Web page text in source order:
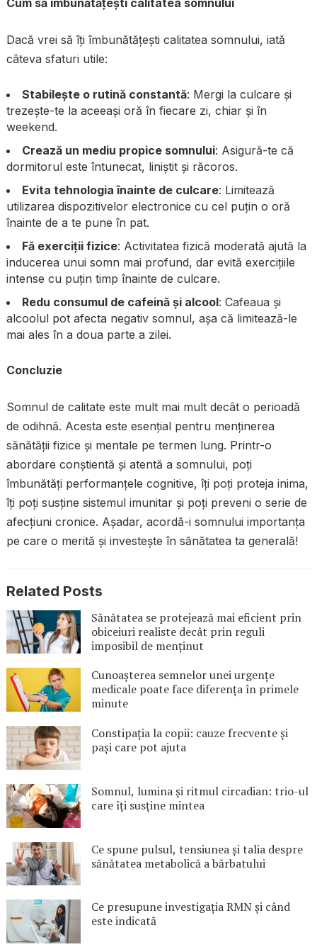
Dacă vrei să îți îmbunătățești calitatea somnului, iată
câteva sfaturi utile:
Stabilește o rutină constantă: Mergi la culcare și
trezește-te la aceeași oră în fiecare zi, chiar și în
weekend.
Crează un mediu propice somnului: Asigură-te că
dormitorul este întunecat, liniștit și răcoros.
Evita tehnologia înainte de culcare: Limitează
utilizarea dispozitivelor electronice cu cel puțin o oră
înainte de a te pune în pat.
Fă exerciții fizice: Activitatea fizică moderată ajută la
inducerea unui somn mai profund, dar evită exercițiile
intense cu puțin timp înainte de culcare.
Redu consumul de cafeină și alcool: Cafeaua și
alcoolul pot afecta negativ somnul, așa că limitează-le
mai ales în a doua parte a zilei.
Concluzie
Somnul de calitate este mult mai mult decât o perioadă
de odihnă. Acesta este esențial pentru menținerea
sănătății fizice și mentale pe termen lung. Printr-o
abordare conștientă și atentă a somnului, poți
îmbunătăți performanțele cognitive, îți poți proteja inima,
îți poți susține sistemul imunitar și poți preveni o serie de
afecțiuni cronice. Așadar, acordă-i somnului importanța
pe care o merită și investește în sănătatea ta generală!
Related Posts
Sănătatea se protejează mai eficient prin
obiceiuri realiste decât prin reguli
imposibil de menținut
Cunoașterea semnelor unei urgențe
medicale poate face diferența în primele
minute
Constipația la copii: cauze frecvente și
pași care pot ajuta
Somnul, lumina și ritmul circadian: trio-ul
care îți susține mintea
Ce spune pulsul, tensiunea și talia despre
sănătatea metabolică a bărbatului
Ce presupune investigația RMN și când
este indicată